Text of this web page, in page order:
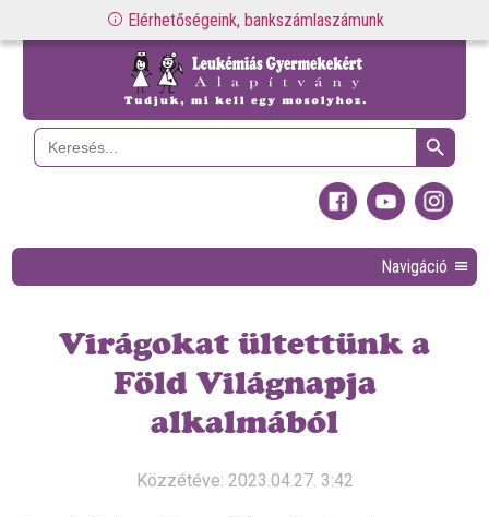
Elérhetőségeink, bankszámlaszámunk
Search
for:
Search Button
Navigáció
Virágokat ültettünk a
Föld Világnapja
alkalmából
Közzétéve: 2023.04.27. 3:42